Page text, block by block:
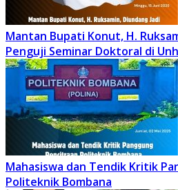
Mantan Bupati Konut, H.
Penguji Seminar Doktoral di
Mahasiswa dan Tendik Kritik
Politeknik Bombana